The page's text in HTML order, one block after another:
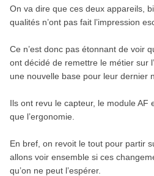
On va dire que ces deux appareils,
qualités n’ont pas fait l’impression
Ce n’est donc pas étonnant de voir
ont décidé de remettre le métier sur
une nouvelle base pour leur dernier
Ils ont revu le capteur, le module AF
que l’ergonomie.
En bref, on revoit le tout pour partir
allons voir ensemble si ces
qu’on ne peut l’espérer.